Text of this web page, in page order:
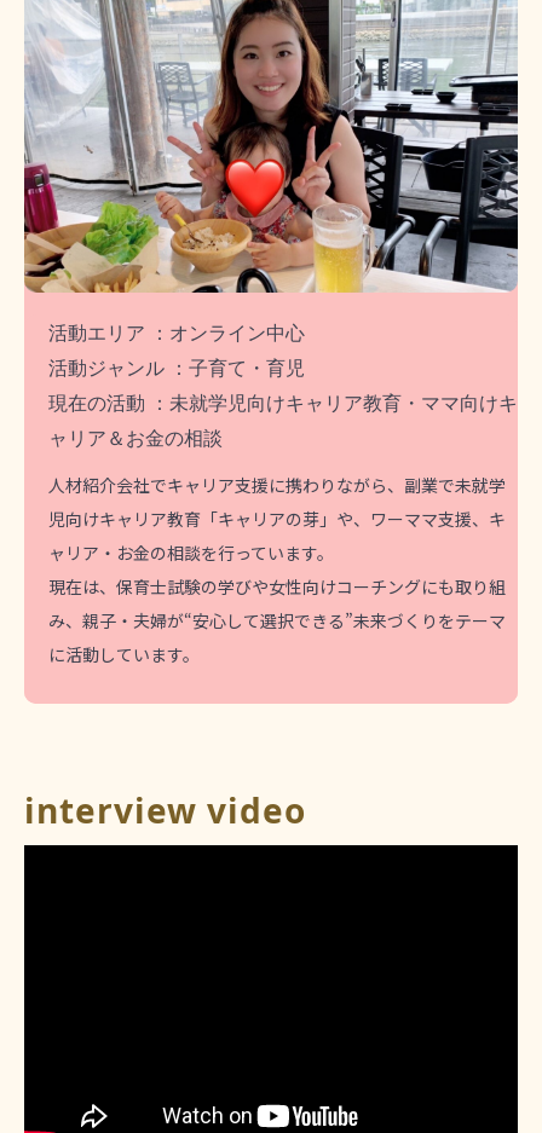
活動エリア ：オンライン中心
活動ジャンル ：子育て・育児
現在の活動 ：未就学児向けキャリア教育・ママ向けキ
ャリア＆お金の相談
人材紹介会社でキャリア支援に携わりながら、副業で未就学
児向けキャリア教育「キャリアの芽」や、ワーママ支援、キ
ャリア・お金の相談を行っています。
現在は、保育士試験の学びや女性向けコーチングにも取り組
み、親子・夫婦が“安心して選択できる”未来づくりをテーマ
に活動しています。
interview video